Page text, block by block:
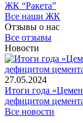
ЖК “Ракета”
Все наши ЖК
Отзывы о нас
Все отзывы
Новости
27.05.2024
Итоги года
дефицитом
Все новости